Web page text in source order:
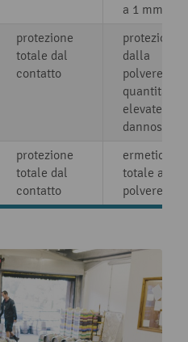
a 1 mm
protezione
totale dal
contatto
protezione
dalla
polvere in
quantità
elevate e
dannose
protezione
totale dal
contatto
ermeticità
totale alla
polvere